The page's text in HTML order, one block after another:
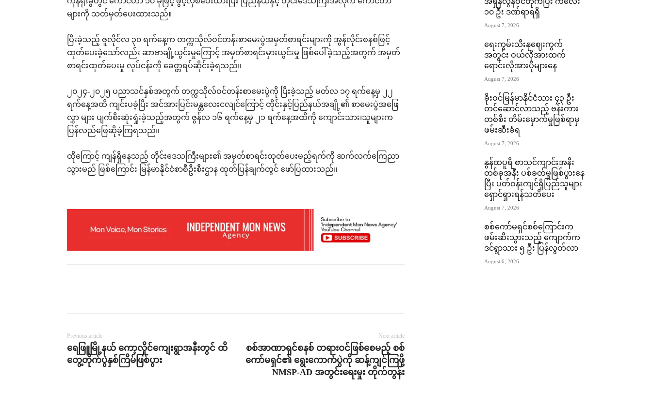
များကို သတ်မှတ်ပေးထားသည်။
ပြီးခဲ့သည့် ဇူလိုင်လ ၃၀ ရက်နေ့က တက္ကသိုလ်ဝင်တန်းစာမေးပွဲအမှတ်စာရင်းများကို အွန်လိုင်းစနစ်ဖြင့်
ထုတ်ပေးခဲ့သော်လည်း ဆာဗာချို့ယွင်းမှုကြောင့် အမှတ်စာရင်းမှားယွင်းမှု ဖြစ်ပေါ်ခဲ့သည့်အတွက် အမှတ်
စာရင်းထုတ်ပေးမှု လုပ်ငန်းကို ခေတ္တရပ်ဆိုင်းခဲ့ရသည်။
၂၀၂၄-၂၀၂၅ ပညာသင်နှစ်အတွက် တက္ကသိုလ်ဝင်တန်းစာမေးပွဲကို ပြီးခဲ့သည့် မတ်လ ၁၇ ရက်နေ့မှ ၂၂
ရက်နေ့အထိ ကျင်းပခဲ့ပြီး အင်အားပြင်းမန္တလေးငလျင်ကြောင့် တိုင်းနှင့်ပြည်နယ်အချို့၏ စာမေးပွဲအဖြေ
လွှာ များ ပျက်စီးဆုံးရှုံးခဲ့သည့်အတွက် ဇွန်လ ၁၆ ရက်နေ့မှ ၂၁ ရက်နေ့အထိကို ကျောင်းသား၊သူများက
ပြန်လည်ဖြေဆိုခဲ့ကြရသည်။
ထိုကြောင့် ကျန်ရှိနေသည့် တိုင်းဒေသကြီးများ၏ အမှတ်စာရင်းထုတ်ပေးမည့်ရက်ကို ဆက်လက်ကြေညာ
သွားမည် ဖြစ်ကြောင်း မြန်မာနိုင်ငံစာစီဦးစီးဌာန ထုတ်ပြန်ချက်တွင် ဖော်ပြထားသည်။
Previous article
ရေဖြူမြို့နယ် ကော့လှိုင်ကျေးရွာအနီးတွင် ထိ
တွေ့တိုက်ပွဲနှစ်ကြိမ်ဖြစ်ပွား
Next article
စစ်အာဏာရှင်စနစ် တရားဝင်ဖြစ်စေမည့် စစ်
ကော်မရှင်၏ ရွေးကောက်ပွဲကို ဆန့်ကျင်ကြဖို့
NMSP-AD အတွင်းရေးမှုး တိုက်တွန်း
၁၀ ဦး ဒဏ်ရာရရှိ
August 7, 2026
ရေးကွမ်းသီးနုဈေးကွက်
အတွင်း ဝယ်လိုအားထက်
ရောင်းလိုအားပိုများနေ
August 7, 2026
ခိုးဝင်မြန်မာနိုင်ငံသား ၄၃ ဦး
တင်ဆောင်လာသည့် ဗန်းကား
တစ်စီး တိမ်းမှောက်မှုဖြစ်ရာမှ
ဖမ်းဆီးခံရ
August 7, 2026
နွန်ထပူရီ စာသင်ကျာင်းအနီး
တစ်ခုအနီး ပစ်ခတ်မှုဖြစ်ပွားနေ
ပြီး ပတ်ဝန်းကျင်ရှိပြည်သူများ
ရှောင်ရှားရန်သတိပေး
August 7, 2026
စစ်ကော်မရှင်စစ်ကြောင်းက
ဖမ်းဆီးသွားသည့် ကျောက်က
ဒင်ရွာသား ၅ ဦး ပြန်လွတ်လာ
August 6, 2026